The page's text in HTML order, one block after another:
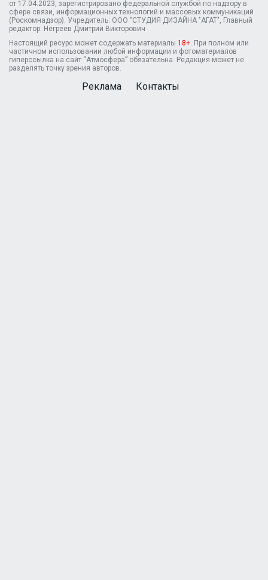
от 17.04.2023, зарегистрировано федеральной службой по надзору в
сфере связи, информационных технологий и массовых коммуникаций
(Роскомнадзор). Учредитель: ООО "СТУДИЯ ДИЗАЙНА "АГАТ", Главный
редактор: Негреев Дмитрий Викторович
Настоящий ресурс может содержать материалы 18+ . При полном или
частичном использовании любой информации и фотоматериалов
гиперссылка на сайт “Атмосфера” обязательна. Редакция может не
разделять точку зрения авторов.
Реклама Контакты